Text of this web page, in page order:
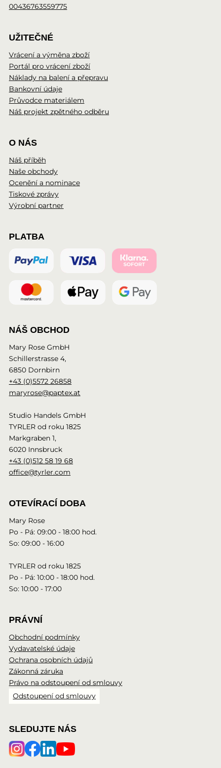
00436763559775
UŽITEČNÉ
Vrácení a výměna zboží
Portál pro vrácení zboží
Náklady na balení a přepravu
Bankovní údaje
Průvodce materiálem
Náš projekt zpětného odběru
O NÁS
Náš příběh
Naše obchody
Ocenění a nominace
Tiskové zprávy
Výrobní partner
PLATBA
NÁŠ OBCHOD
Mary Rose GmbH
Schillerstrasse 4,
6850 Dornbirn
+43 (0)5572 26858
maryrose@paptex.at
Studio Handels GmbH
TYRLER od roku 1825
Markgraben 1,
6020 Innsbruck
+43 (0)512 58 19 68
office@tyrler.com
OTEVÍRACÍ DOBA
Mary Rose
Po - Pá: 09:00 - 18:00 hod.
So: 09:00 - 16:00
TYRLER od roku 1825
Po - Pá: 10:00 - 18:00 hod.
So: 10:00 - 17:00
PRÁVNÍ
Obchodní podmínky
Vydavatelské údaje
Ochrana osobních údajů
Zákonná záruka
Právo na odstoupení od smlouvy
Odstoupení od smlouvy
SLEDUJTE NÁS